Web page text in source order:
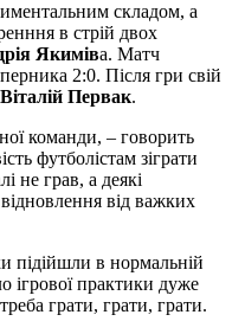
складом, а
в стрій двох
Якиміва. Матч
2:0. Після гри свій
Віталій Первак.
команди, – говорить
футболістам зіграти
не грав, а деякі
від важких
підійшли в нормальній
ігрової практики дуже
грати, грати, грати.